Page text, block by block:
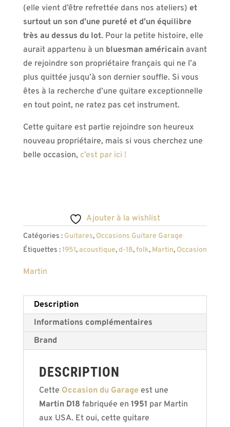
(elle vient d’être refrettée dans nos ateliers) et
surtout un son d’une pureté et d’un équilibre
très au dessus du lot. Pour la petite histoire, elle
aurait appartenu à un bluesman américainavant
de rejoindre son propriétaire français qui ne l’a
plus quittée jusqu’à son dernier souffle. Si vous
êtes à la recherche d’une guitare exceptionnelle
en tout point, ne ratez pas cet instrument.
Cette guitare est partie rejoindre son heureux
nouveau propriétaire, mais si vous cherchez une
belle occasion, c’est par ici !
Ajouter à la wishlist
Catégories : Guitares, Occasions Guitare Garage
Étiquettes :1951,acoustique,d-18,folk, Martin, Occasion
Martin
Description
Informations complémentaires
Brand
DESCRIPTION
Cette Occasion du Garage est une
Martin D18 fabriquée en 1951 par Martin
aux USA. Et oui, cette guitare